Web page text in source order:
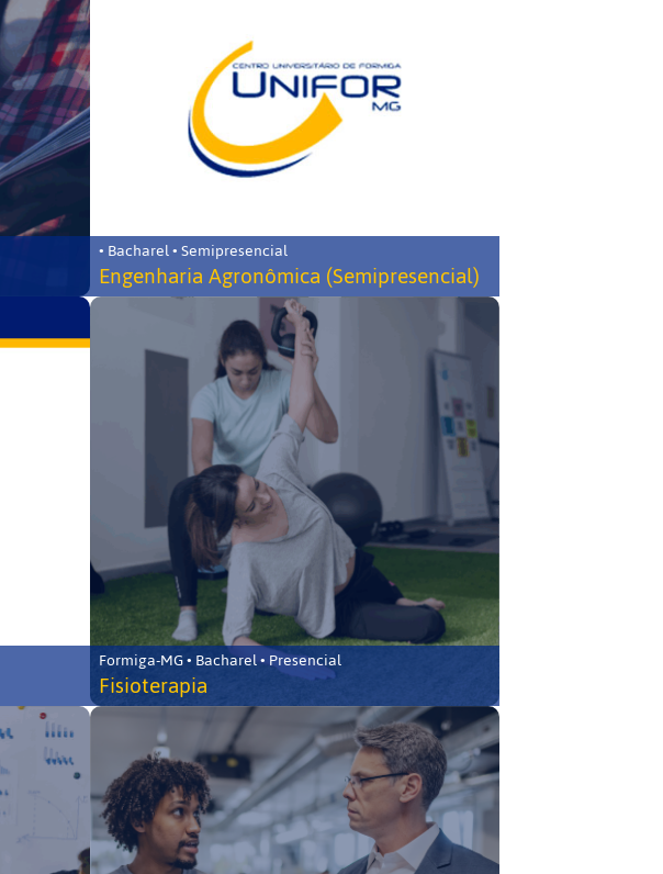
• Bacharel • Semipresencial
Engenharia Agronômica (Semipresencial)
Formiga-MG • Bacharel • Presencial
Fisioterapia